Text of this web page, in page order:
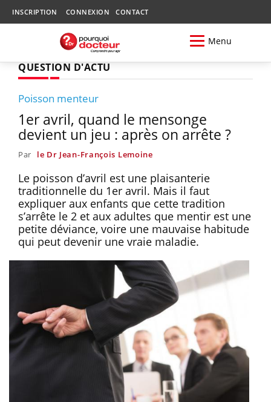
INSCRIPTION CONNEXION CONTACT
Menu
QUESTION D'ACTU
Poisson menteur
1er avril, quand le mensonge
devient un jeu : après on arrête ?
Par le Dr Jean-François Lemoine
Le poisson d’avril est une plaisanterie
traditionnelle du 1er avril. Mais il faut
expliquer aux enfants que cette tradition
s’arrête le 2 et aux adultes que mentir est une
petite déviance, voire une mauvaise habitude
qui peut devenir une vraie maladie.